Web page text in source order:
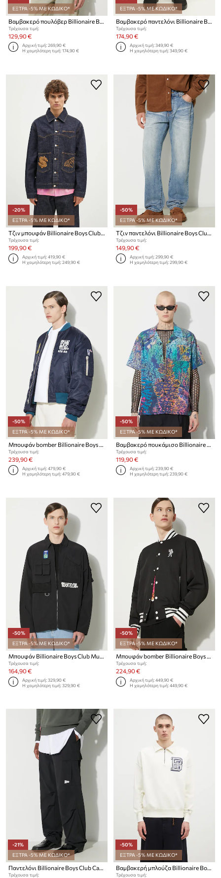
ΕΞΤΡΑ -5% ΜΕ ΚΩΔΙΚΟ*
Βαμβακερό πουλόβερ Billionaire Boys Club Heart & Mind Stencil Logo Jumper
Τρέχουσα τιμή:
129,90 €
Αρχική τιμή:269,90 €
Η χαμηλότερη τιμή:174,90 €
ΕΞΤΡΑ -5% ΜΕ ΚΩΔΙΚΟ*
Βαμβακερό παντελόνι Billionaire Boys Club Patch Cargo Pant
Τρέχουσα τιμή:
174,90 €
Αρχική τιμή:349,90 €
Η χαμηλότερη τιμή:349,90 €
-20%
ΕΞΤΡΑ -5% ΜΕ ΚΩΔΙΚΟ*
Τζιν μπουφάν Billionaire Boys Club Diamonds & Dollars Selvedge Denim
Τρέχουσα τιμή:
199,90 €
Αρχική τιμή:419,90 €
Η χαμηλότερη τιμή:249,90 €
-50%
ΕΞΤΡΑ -5% ΜΕ ΚΩΔΙΚΟ*
Τζιν παντελόνι Billionaire Boys Club Astro Selvedge Denim Pants
Τρέχουσα τιμή:
149,90 €
Αρχική τιμή:299,90 €
Η χαμηλότερη τιμή:299,90 €
-50%
ΕΞΤΡΑ -5% ΜΕ ΚΩΔΙΚΟ*
Μπουφάν bomber Billionaire Boys Club Outerbanks Bomber
Τρέχουσα τιμή:
239,90 €
Αρχική τιμή:479,90 €
Η χαμηλότερη τιμή:479,90 €
-50%
ΕΞΤΡΑ -5% ΜΕ ΚΩΔΙΚΟ*
Βαμβακερό πουκάμισο Billionaire Boys Club Willderness
Τρέχουσα τιμή:
119,90 €
Αρχική τιμή:239,90 €
Η χαμηλότερη τιμή:239,90 €
-50%
ΕΞΤΡΑ -5% ΜΕ ΚΩΔΙΚΟ*
Μπουφάν Billionaire Boys Club Multi Pocket Overshirt
Τρέχουσα τιμή:
164,90 €
Αρχική τιμή:329,90 €
Η χαμηλότερη τιμή:329,90 €
-50%
ΕΞΤΡΑ -5% ΜΕ ΚΩΔΙΚΟ*
Μπουφάν bomber Billionaire Boys Club Arch Logo Lightweight Varsity
Τρέχουσα τιμή:
224,90 €
Αρχική τιμή:449,90 €
Η χαμηλότερη τιμή:449,90 €
-21%
ΕΞΤΡΑ -5% ΜΕ ΚΩΔΙΚΟ*
Παντελόνι Billionaire Boys Club Cargo
Τρέχουσα τιμή:
-50%
ΕΞΤΡΑ -5% ΜΕ ΚΩΔΙΚΟ*
Βαμβακερή μπλούζα Billionaire Boys Club College Quarter Zip
Τρέχουσα τιμή: